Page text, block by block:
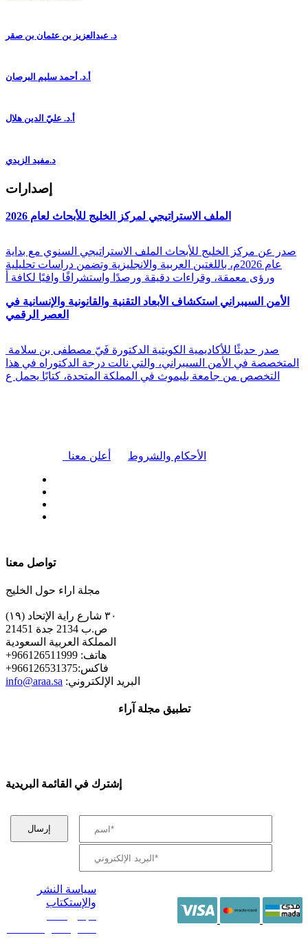
د. عبدالعزيز بن عثمان بن صقر
أ.د. أحمد سليم البرصان
أ.د. عليّ الدين هلال
د.مفيد الزيدي
إصدارات
الملف الاستراتيجي لمركز الخليج للأبحاث لعام 2026
صدر عن مركز الخليج للأبحاث الملف الاستراتيجي السنوي مع بداية
عام 2026م، باللغتين العربية والانجليزية وتضمن دراسات تحليلية
ورؤى معمقة، وقراءات دقيقة ورصدًا واستشرافًا وافيًا لكافة أ
الأمن السيبراني استكشاف الأبعاد التقنية والقانونية والإنسانية في
العصر الرقمي
المتخصصة في الأمن السيبراني، والتي نالت درجة الدكتوراه في هذا
التخصص من جامعة بليموث في المملكة المتحدة، كتابًا يحمل ع
أعلن معنا الأحكام والشروط
تواصل معنا
مجلة اراء حول الخليج
٣٠ شارع راية الإتحاد (١٩)
ص.ب 2134 جدة 21451
المملكة العربية السعودية
+هاتف: 966126511999
+فاكس:966126531375
info@araa.sa :البريد الإلكتروني
تطبيق مجلة آراء
إشترك في القائمة البريدية
سياسة النشر
والإستكتاب